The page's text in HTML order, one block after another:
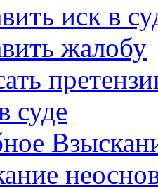
иск в
жалобу
суде